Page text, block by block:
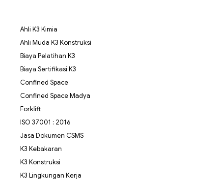
Ahli K3 Kimia
Ahli Muda K3 Konstruksi
Biaya Pelatihan K3
Biaya Sertifikasi K3
Confined Space
Confined Space Madya
Forklift
ISO 37001 : 2016
Jasa Dokumen CSMS
K3 Kebakaran
K3 Konstruksi
K3 Lingkungan Kerja